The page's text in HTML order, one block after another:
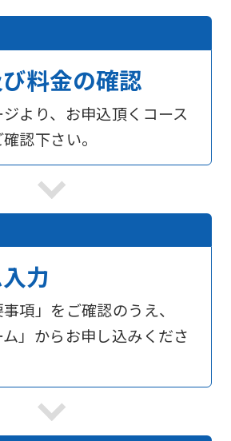
料金の確認
より、お申込頂くコース
認下さい。
力
項」をご確認のうえ、
ム」からお申し込みくださ